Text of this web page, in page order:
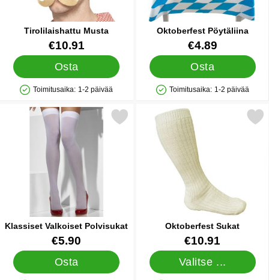
Tirolilaishattu Musta
Tuote.nro 15652
€10.91
Osta
Saatavuus: Varastossa
Toimitusaika: 1-2 päivää
Oktoberfest Pöytäliina
Tuote.nro 15536
€4.89
Osta
Saatavuus: Varastossa
Toimitusaika: 1-2 päivää
Klassiset Valkoiset Polvisukat
Tuote.nro 13294
€5.90
Osta
Merkitse klassiset Valkoiset Polvisukat suosikiksi
Oktoberfest Sukat
Tuote.nro 13140
€10.91
Valitse ...
Merkitse oktoberfest